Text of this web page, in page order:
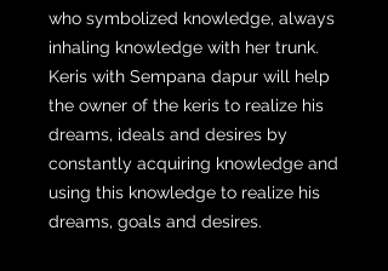
who symbolized knowledge, always
inhaling knowledge with her trunk.
Keris with Sempana dapur will help
the owner of the keris to realize his
dreams, ideals and desires by
constantly acquiring knowledge and
using this knowledge to realize his
dreams, goals and desires.